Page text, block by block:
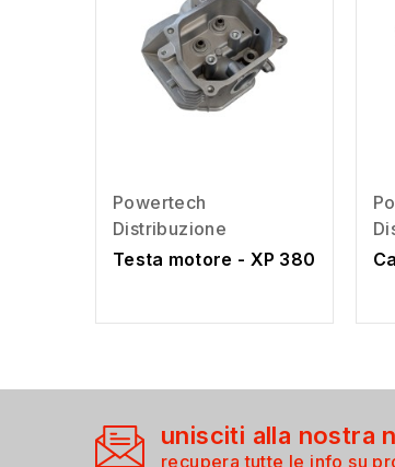
Powertech
Distribuzione
Testa motore - XP 380
unisciti alla nostra
recupera tutte le info su